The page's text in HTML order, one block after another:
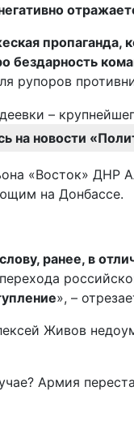
бездарность
рупоров
на новости
«Восток»
на Донбассе.
ранее, в
», –
Живов
Армия